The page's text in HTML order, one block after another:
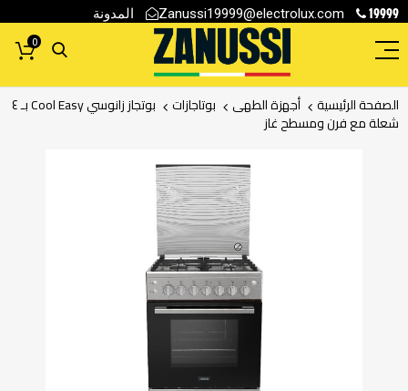
19999
Zanussi19999@electrolux.com المدونة
0
الصفحة الرئيسية أجهزة الطهى بوتاجازات بوتجاز زانوسي Cool Easy بـ ٤
شعلة مع فرن ومسطح غاز